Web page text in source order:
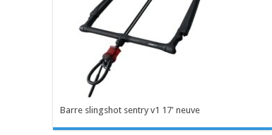
Barre slingshot sentry v1 17' neuve